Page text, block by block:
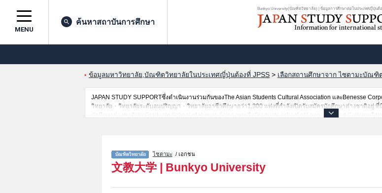
Bunkyo University(บัณฑิตวิทยาลัย) | ข้อมูลการศึกษาต่อในประเทศญี่ปุ่นต้อ
MENU
ค้นหาสถาบันการศึกษา
ข้อมูลมหาวิทยาลัย,บัณฑิตวิทยาลัยในประเทศญี่ปุ่นต้องที่ JPSS > เลือกสถานศึกษาจาก ไซตามะบัณฑิ
JAPAN STUDY SUPPORTซึ่งดำเนินงานร่วมกันของThe Asian Students Cultural Association และBenesse
วิทยาลัย・วิทยาลัยระดับอนุปริญญา・วิทยาลัยอาชีวศึกษากว่า1,300 แห่งที่กำลังเปิดรับสมัครนักศึกษาต่างชาติอยู่ ที่
นักศึกษาต่างชาติเช่นGraduate School of Human SciencesหรือGraduate school of Language and Cultureหรือ
ไซตามะ / เอกชน
文教大学 | Bunkyo University